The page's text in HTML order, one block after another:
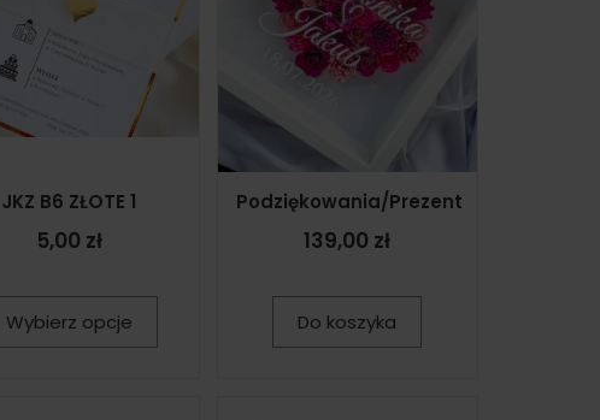
JKZ B6 ZŁOTE 1
5,00 zł
Wybierz opcje
Podziękowania/Prezent
139,00 zł
Do koszyka